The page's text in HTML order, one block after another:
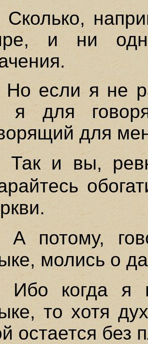
Сколько,
и ни
Но если я не
я для
для
Так и вы,
А потому,
молись о
Ибо когда
то хотя
остается без